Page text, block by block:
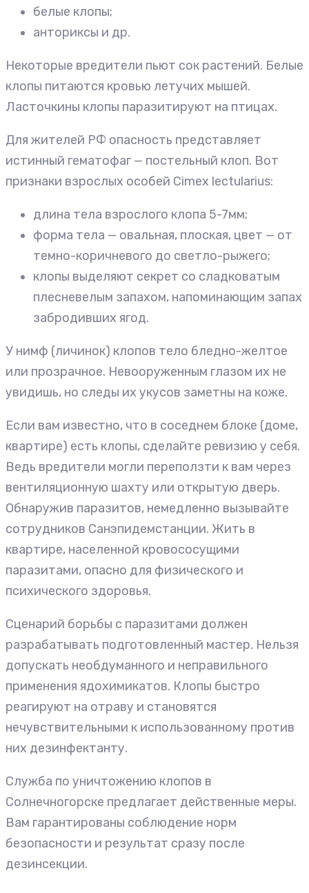
белые клопы;
анториксы и др.
Некоторые вредители пьют сок растений. Белые
клопы питаются кровью летучих мышей.
Ласточкины клопы паразитируют на птицах.
Для жителей РФ опасность представляет
истинный гематофаг — постельный клоп. Вот
признаки взрослых особей Cimex lectularius:
длина тела взрослого клопа 5-7мм;
форма тела — овальная, плоская, цвет — от
темно-коричневого до светло-рыжего;
клопы выделяют секрет со сладковатым
плесневелым запахом, напоминающим запах
забродивших ягод.
У нимф (личинок) клопов тело бледно-желтое
или прозрачное. Невооруженным глазом их не
увидишь, но следы их укусов заметны на коже.
Если вам известно, что в соседнем блоке (доме,
квартире) есть клопы, сделайте ревизию у себя.
Ведь вредители могли переползти к вам через
вентиляционную шахту или открытую дверь.
Обнаружив паразитов, немедленно вызывайте
сотрудников Санэпидемстанции. Жить в
квартире, населенной кровососущими
паразитами, опасно для физического и
психического здоровья.
Сценарий борьбы с паразитами должен
разрабатывать подготовленный мастер. Нельзя
допускать необдуманного и неправильного
применения ядохимикатов. Клопы быстро
реагируют на отраву и становятся
нечувствительными к использованному против
них дезинфектанту.
Служба по уничтожению клопов в
Солнечногорске предлагает действенные меры.
Вам гарантированы соблюдение норм
безопасности и результат сразу после
дезинсекции.